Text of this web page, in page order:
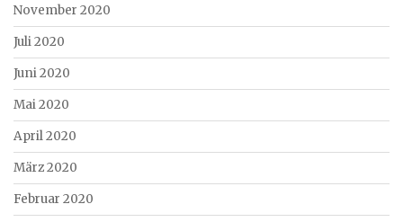
November 2020
Juli 2020
Juni 2020
Mai 2020
April 2020
März 2020
Februar 2020